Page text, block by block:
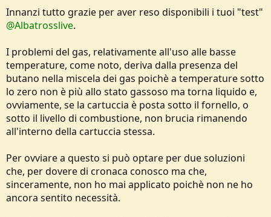
Innanzi tutto grazie per aver reso disponibili i tuoi "test"
@Albatrosslive.
I problemi del gas, relativamente all'uso alle basse
temperature, come noto, deriva dalla presenza del
butano nella miscela dei gas poichè a temperature sotto
lo zero non è più allo stato gassoso ma torna liquido e,
ovviamente, se la cartuccia è posta sotto il fornello, o
sotto il livello di combustione, non brucia rimanendo
all'interno della cartuccia stessa.
Per ovviare a questo si può optare per due soluzioni
che, per dovere di cronaca conosco ma che,
sinceramente, non ho mai applicato poichè non ne ho
ancora sentito necessità.